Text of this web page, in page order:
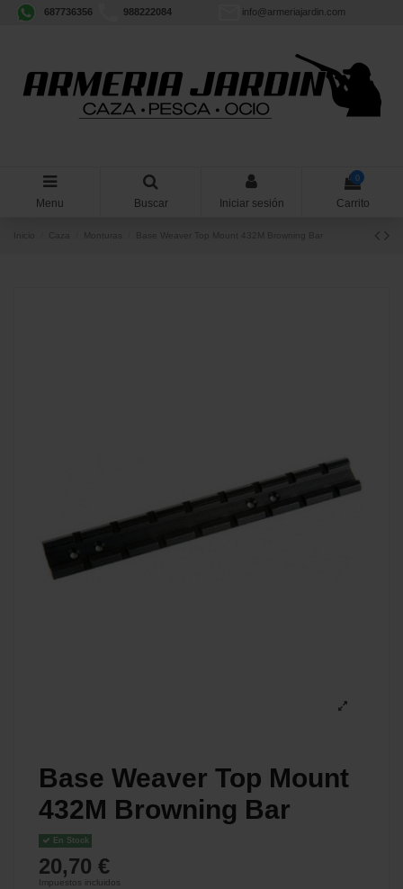
687736356 988222084 info@armeriajardin.com
Menu Buscar Iniciar sesión
0
Carrito
Base Weaver Top Mount 432M Browning Bar
Base Weaver Top Mount
432M Browning Bar
En Stock
20,70 €
Impuestos incluidos